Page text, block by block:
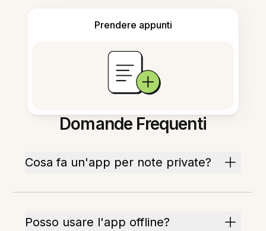
Prendere appunti
Domande Frequenti
Cosa fa un'app per note private?
Posso usare l'app offline?